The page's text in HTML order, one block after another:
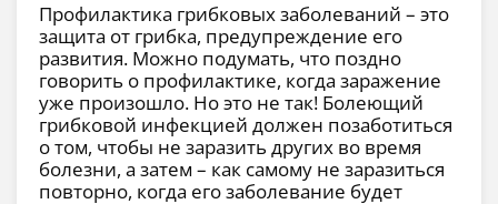
Профилактика грибковых заболеваний – это
защита от грибка, предупреждение его
развития. Можно подумать, что поздно
говорить о профилактике, когда заражение
уже произошло. Но это не так! Болеющий
грибковой инфекцией должен позаботиться
о том, чтобы не заразить других во время
болезни, а затем – как самому не заразиться
повторно, когда его заболевание будет